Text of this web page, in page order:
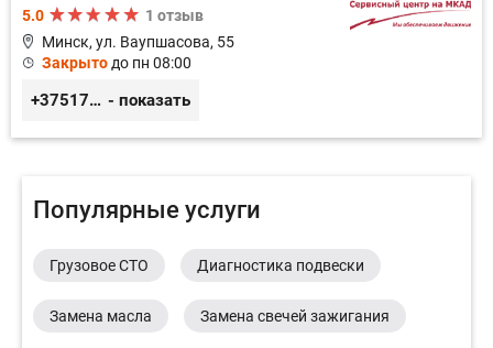
5.0
1 отзыв
Минск, ул. Ваупшасова, 55
Закрыто до пн 08:00
+375173613000 - показать
Популярные услуги
Грузовое СТО Диагностика подвески
Замена масла Замена свечей зажигания